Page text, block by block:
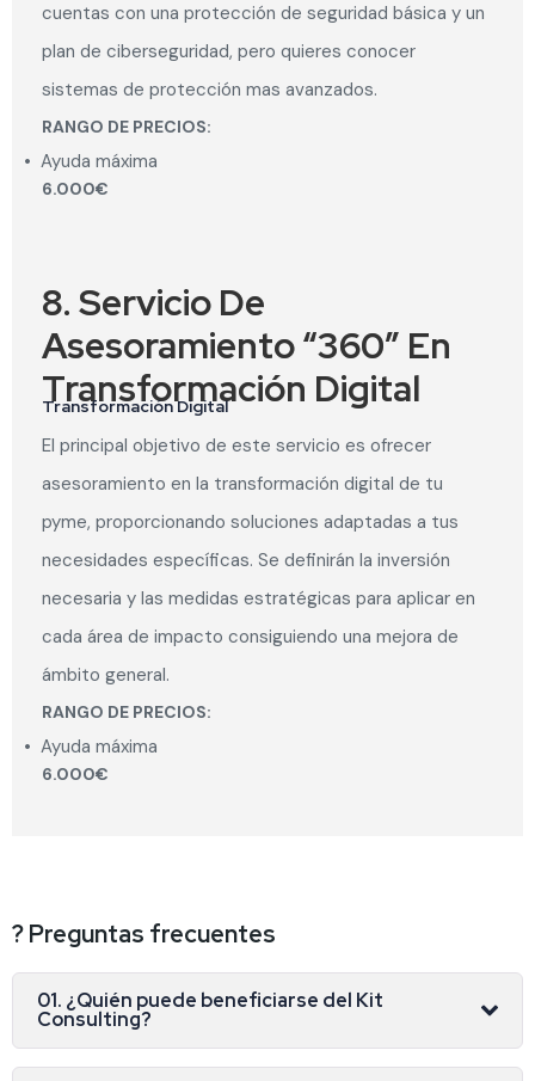
cuentas con una protección de seguridad básica y un
plan de ciberseguridad, pero quieres conocer
sistemas de protección mas avanzados.
RANGO DE PRECIOS:
• Ayuda máxima
6.000€
8. Servicio De
Asesoramiento “360” En
Transformación Digital
Transformación Digital
El principal objetivo de este servicio es ofrecer
asesoramiento en la transformación digital de tu
pyme, proporcionando soluciones adaptadas a tus
necesidades específicas. Se definirán la inversión
necesaria y las medidas estratégicas para aplicar en
cada área de impacto consiguiendo una mejora de
ámbito general.
RANGO DE PRECIOS:
• Ayuda máxima
6.000€
? Preguntas frecuentes
01. ¿Quién puede beneficiarse del Kit
Consulting?